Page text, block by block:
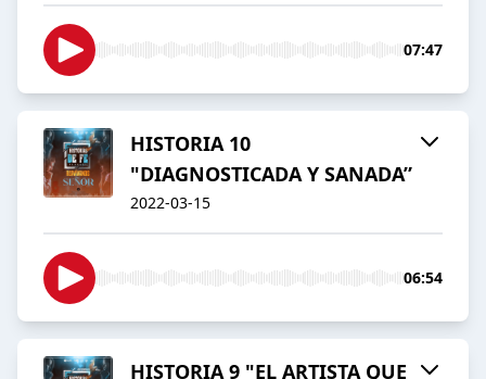
07:47
HISTORIA 10
"DIAGNOSTICADA Y SANADA”
2022-03-15
06:54
HISTORIA 9 "EL ARTISTA QUE